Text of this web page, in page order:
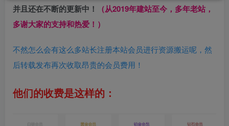
并且还在不断的更新中！
（从2019年建站至今，多年老站，
多谢大家的支持和热爱！）
不然怎么会有这么多站长注册本站会员进行资源搬运呢，然
后转载发布再次收取昂贵的会员费用！
他们的收费是这样的：